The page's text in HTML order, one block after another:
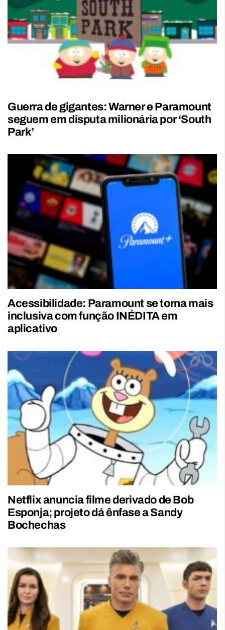
Guerra de gigantes: Warner e Paramount
seguem em disputa milionária por ‘South
Park’
Acessibilidade: Paramount se torna mais
inclusiva com função INÉDITA em
aplicativo
Netflix anuncia filme derivado de Bob
Esponja; projeto dá ênfase a Sandy
Bochechas